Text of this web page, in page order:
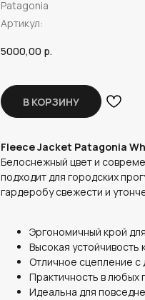
Patagonia
Артикул:
5000,00 р.
В КОРЗИНУ
Fleece Jacket Patagonia
Белоснежный цвет и
подходит для городских
гардеробу свежести и
Эргономичный крой
Высокая устойчивость
Отличное сцепление
Практичность в любых
Идеальна для